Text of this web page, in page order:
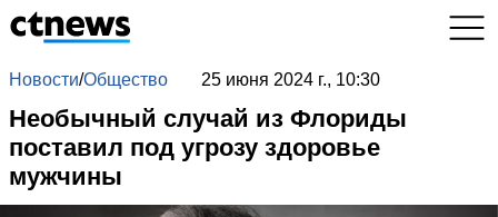
Новости/Общество 25 июня 2024 г., 10:30
Необычный случай из Флориды
поставил под угрозу здоровье
мужчины